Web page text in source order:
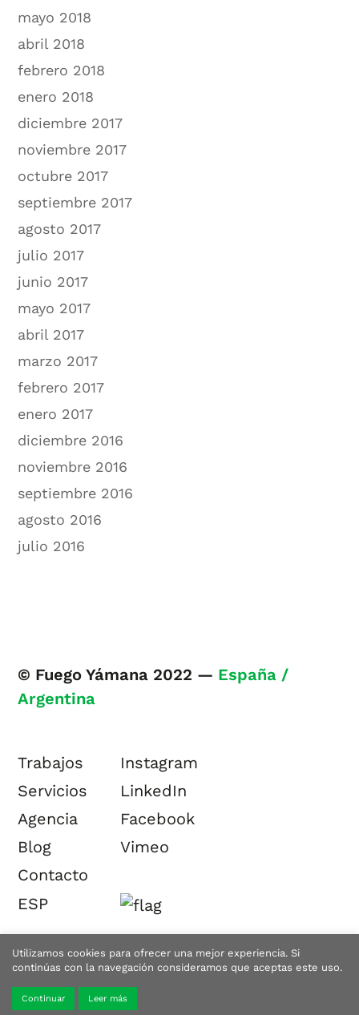
mayo 2018
abril 2018
febrero 2018
enero 2018
diciembre 2017
noviembre 2017
octubre 2017
septiembre 2017
agosto 2017
julio 2017
junio 2017
mayo 2017
abril 2017
marzo 2017
febrero 2017
enero 2017
diciembre 2016
noviembre 2016
septiembre 2016
agosto 2016
julio 2016
© Fuego Yámana 2022 — España /
Argentina
Trabajos
Servicios
Agencia
Blog
Contacto
ESP
Instagram
LinkedIn
Facebook
Vimeo
Utilizamos cookies para ofrecer una mejor experiencia. Si
continúas con la navegación consideramos que aceptas este uso.
Continuar Leer más